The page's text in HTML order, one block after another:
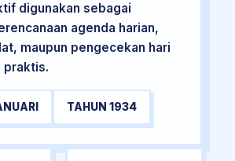
digunakan sebagai
agenda harian,
maupun pengecekan hari
praktis.
TAHUN 1934